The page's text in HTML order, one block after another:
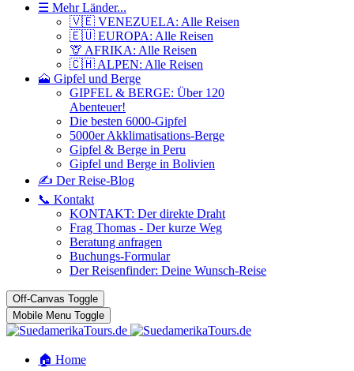
☰ Mehr Länder...
🇻🇪 VENEZUELA: Alle Reisen
🇪🇺 EUROPA: Alle Reisen
🦒 AFRIKA: Alle Reisen
🇨🇭 ALPEN: Alle Reisen
🗻 Gipfel und Berge
GIPFEL & BERGE: Über 120
Abenteuer!
Die besten 6000-Gipfel
5000er Akklimatisations-Berge
Gipfel & Berge in Peru
Gipfel und Berge in Bolivien
✍️ Der Reise-Blog
📞 Kontakt
KONTAKT: Der direkte Draht
Frag Thomas - Der kurze Weg
Beratung anfragen
Buchungs-Formular
Der Reisenfinder: Deine Wunsch-Reise
Off-Canvas Toggle
Mobile Menu Toggle
🏠 Home